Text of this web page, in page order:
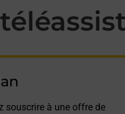
souscrire à une offre de